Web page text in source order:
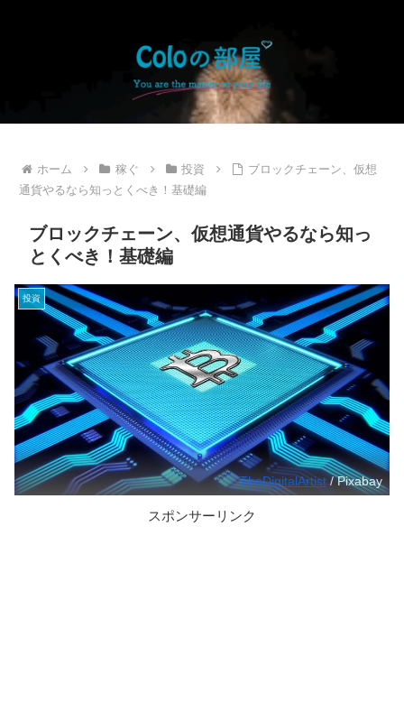
ホーム 稼ぐ 投資
ブロックチェーン、仮想
通貨やるなら知っとくべき！基礎編
ブロックチェーン、仮想通貨やるなら知っ
とくべき！基礎編
投資
TheDigitalArtist/ Pixabay
スポンサーリンク